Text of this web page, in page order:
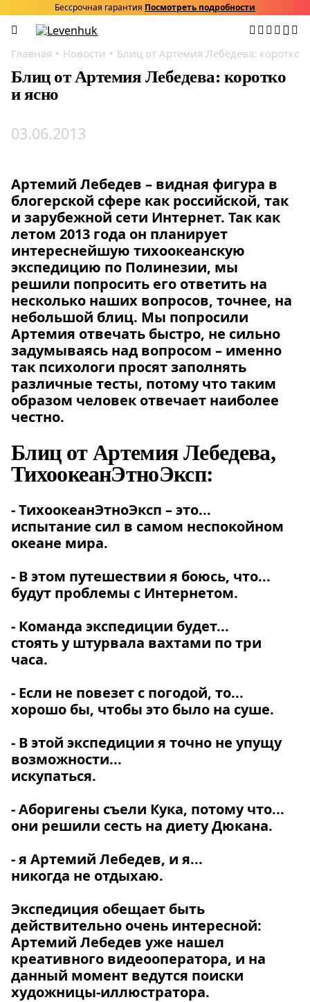
Бессрочная гарантия Посмотреть подробности
Главная Новости Блиц от Артемия Лебедева: коротко
Блиц от Артемия Лебедева: коротко
и ясно
03.06.2013
Артемий Лебедев – видная фигура в
блогерской сфере как российской, так
и зарубежной сети Интернет. Так как
летом 2013 года он планирует
интереснейшую тихоокеанскую
экспедицию по Полинезии, мы
решили попросить его ответить на
несколько наших вопросов, точнее, на
небольшой блиц. Мы попросили
Артемия отвечать быстро, не сильно
задумываясь над вопросом – именно
так психологи просят заполнять
различные тесты, потому что таким
образом человек отвечает наиболее
честно.
Блиц от Артемия Лебедева,
ТихоокеанЭтноЭксп:
- ТихоокеанЭтноЭксп – это...
испытание сил в самом неспокойном
океане мира.
- В этом путешествии я боюсь, что...
будут проблемы с Интернетом.
- Команда экспедиции будет...
стоять у штурвала вахтами по три
часа.
- Если не повезет с погодой, то...
хорошо бы, чтобы это было на суше.
- В этой экспедиции я точно не упущу
возможности...
искупаться.
- Аборигены съели Кука, потому что...
они решили сесть на диету Дюкана.
- я Артемий Лебедев, и я...
никогда не отдыхаю.
Экспедиция обещает быть
действительно очень интересной:
Артемий Лебедев уже нашел
креативного видеооператора, и на
данный момент ведутся поиски
художницы-иллюстратора.